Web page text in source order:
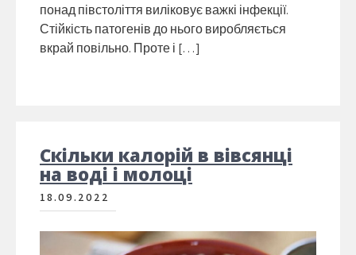
понад півстоліття виліковує важкі інфекції.
Стійкість патогенів до нього виробляється
вкрай повільно. Проте і […]
Скільки калорій в вівсянці
на воді і молоці
18.09.2022